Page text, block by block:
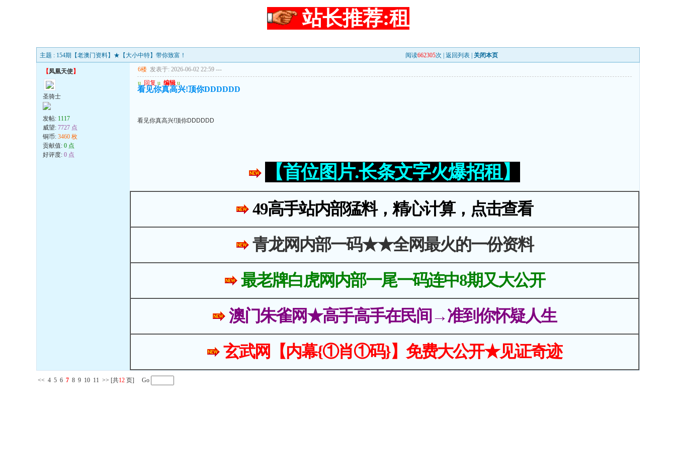
站长推荐:租
主题 : 154期【老澳门资料】★【大小中特】带你致富！ 阅读662305次 | 返回列表 关闭本页
【凤凰天使】
圣骑士
发帖: 1117
威望: 7727 点
铜币: 3460 枚
贡献值: 0 点
好评度: 0 点
6楼 发表于: 2026-06-02 22:59 ---
u 回复 u 编辑 u
看见你真高兴!顶你DDDDDD
看见你真高兴!顶你DDDDDD
【首位图片.长条文字火爆招租】
49高手站内部猛料，精心计算，点击查看
青龙网内部一码★★全网最火的一份资料
最老牌白虎网内部一尾一码连中8期又大公开
澳门朱雀网★高手高手在民间→准到你怀疑人生
玄武网【内幕{①肖①码}】免费大公开★见证奇迹
<< 4 5 6 7 8 9 10 11 >> [共12 页] Go